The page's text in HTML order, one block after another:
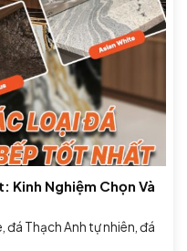
Kinh Nghiệm Chọn Và
Thạch Anh tự nhiên, đá